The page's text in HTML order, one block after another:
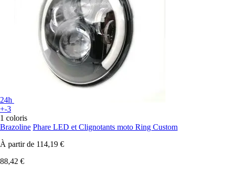
24h
+-3
1 coloris
Brazoline Phare LED et Clignotants moto Ring Custom
À partir de 114,19 €
88,42 €